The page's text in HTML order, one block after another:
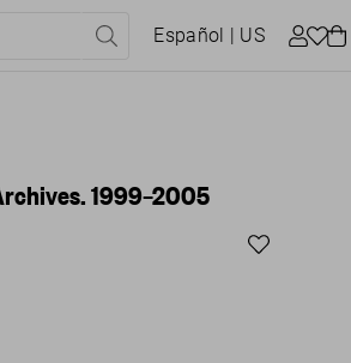
Español | US
1999–2005